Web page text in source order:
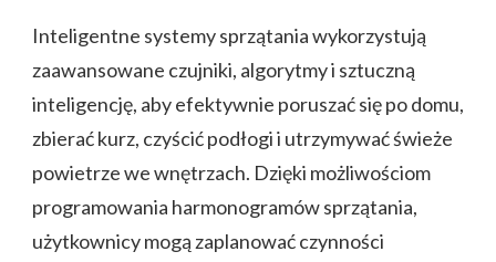
Inteligentne systemy sprzątania wykorzystują
zaawansowane czujniki, algorytmy i sztuczną
inteligencję, aby efektywnie poruszać się po domu,
zbierać kurz, czyścić podłogi i utrzymywać świeże
powietrze we wnętrzach. Dzięki możliwościom
programowania harmonogramów sprzątania,
użytkownicy mogą zaplanować czynności